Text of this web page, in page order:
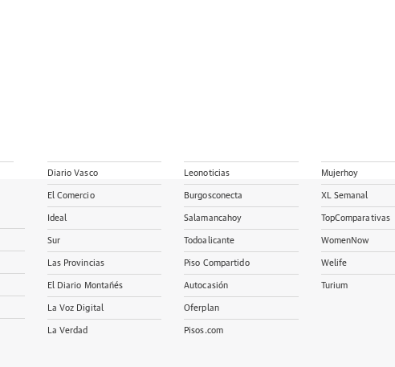
Diario Vasco
El Comercio
Ideal
Sur
Las Provincias
El Diario Montañés
La Voz Digital
La Verdad
Leonoticias
Burgosconecta
Salamancahoy
Todoalicante
Piso Compartido
Autocasión
Oferplan
Pisos.com
Mujerhoy
XL Semanal
TopComparativas
WomenNow
Welife
Turium